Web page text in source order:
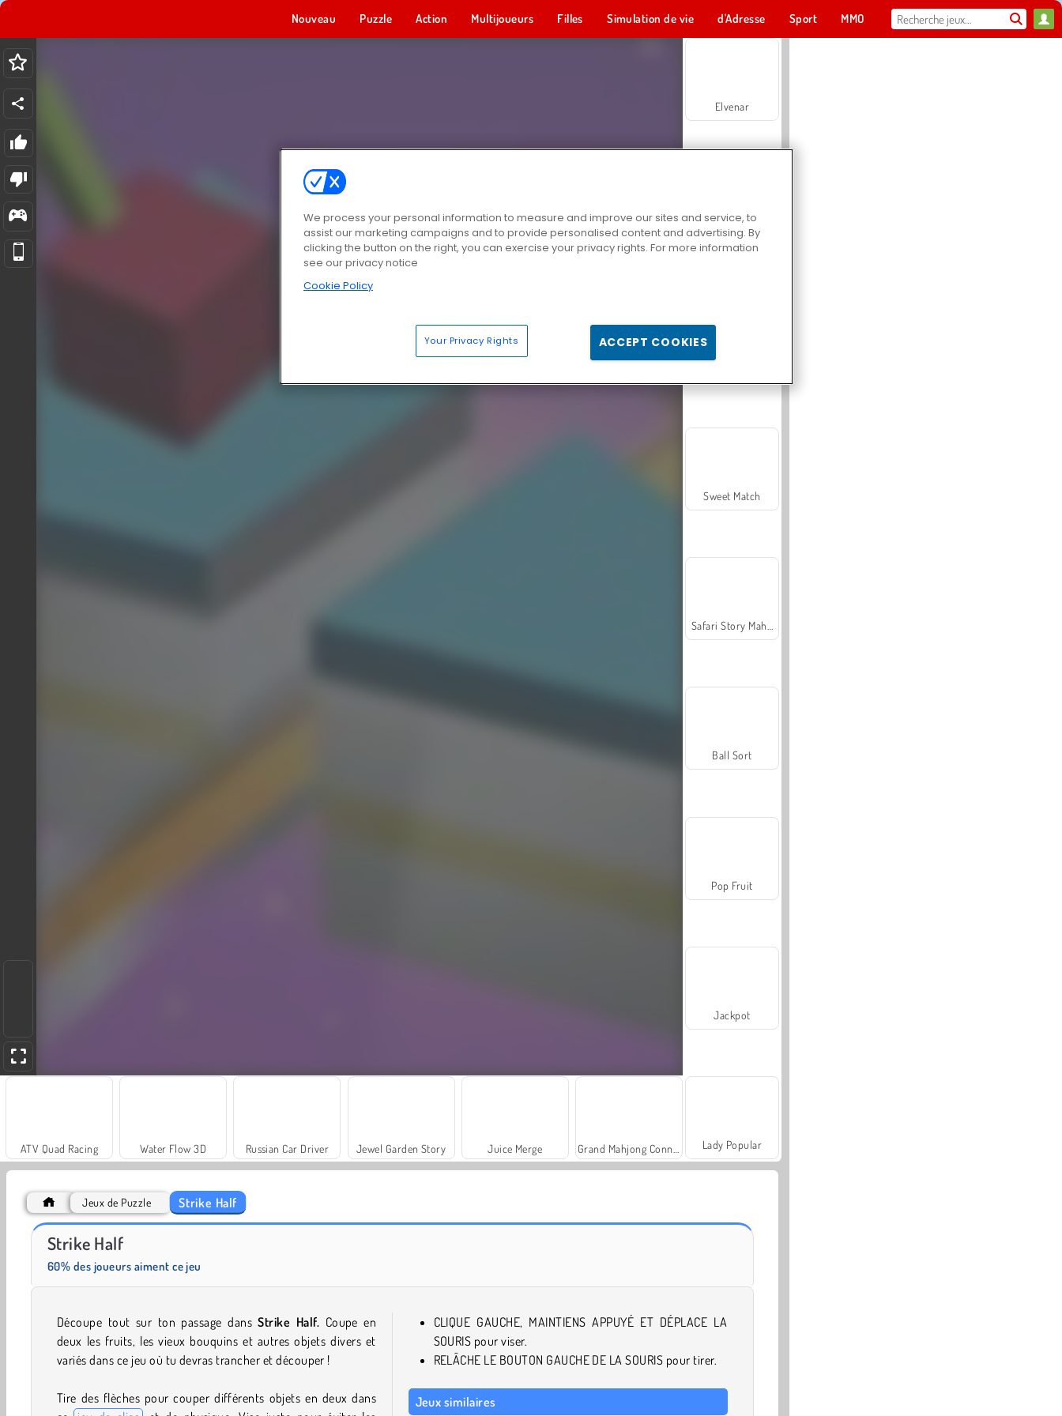
Nouveau Puzzle Action Multijoueurs Filles Simulation de vie d'Adresse Sport MMO
ATV Quad Racing Water Flow 3D Russian Car Driver Jewel Garden Story Juice Merge
Trollface Quest: USA 2
Elvenar
Sweet Match
Ball Sort
Pop Fruit
Jackpot
Lady Popular
Jeux de Puzzle Strike Half
Strike Half
60% des joueurs aiment ce jeu
Découpe tout sur ton passage dansStrike Half. Coupe en
deux les fruits, les vieux bouquins et autres objets divers et
variés dans ce jeu où tu devras trancher et découper !
Tire des flèches pour couper différents objets en deux dans
CLIQUE GAUCHE, MAINTIENS APPUYÉ ET DÉPLACE LA
SOURIS pour viser.
RELÂCHE LE BOUTON GAUCHE DE LA SOURIS pour tirer.
Jeux similaires
We process your personal information to measure and improve our sites and service, to
assist our marketing campaigns and to provide personalised content and advertising. By
clicking the button on the right, you can exercise your privacy rights. For more information
see our privacy notice
Cookie Policy
Your Privacy Rights ACCEPT COOKIES